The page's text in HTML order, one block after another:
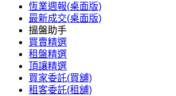
恆業週報(桌面版)
最新成交(桌面版)
搵盤助手
買賣精選
租盤精選
頂讓精選
買家委託(買舖)
租客委託(租舖)